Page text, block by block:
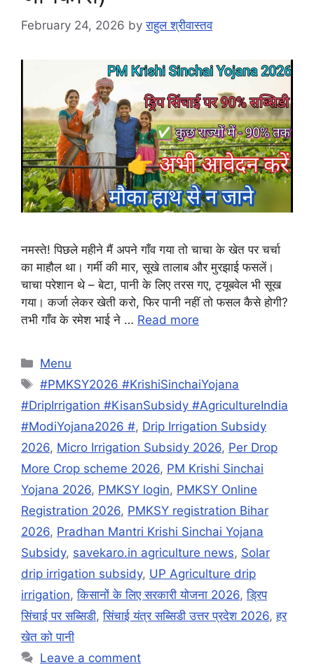
February 24, 2026 byराहुल श्रीवास्तव
नमस्ते! पिछले महीने मैं अपने गाँव गया तो चाचा के खेत पर चर्चा
का माहौल था। गर्मी की मार, सूखे तालाब और मुरझाई फसलें।
चाचा परेशान थे – बेटा, पानी के लिए तरस गए, ट्यूबवेल भी सूख
गया। कर्जा लेकर खेती करो, फिर पानी नहीं तो फसल कैसे होगी?
तभी गाँव के रमेश भाई ने … Read more
Categories
Menu
Tags
#PMKSY2026 #KrishiSinchaiYojana
#DripIrrigation #KisanSubsidy #AgricultureIndia
#ModiYojana2026 #, Drip Irrigation Subsidy
2026, Micro Irrigation Subsidy 2026, Per Drop
More Crop scheme 2026, PM Krishi Sinchai
Yojana 2026, PMKSY login, PMKSY Online
Registration 2026, PMKSY registration Bihar
2026, Pradhan Mantri Krishi Sinchai Yojana
Subsidy, savekaro.in agriculture news, Solar
drip irrigation subsidy, UP Agriculture drip
irrigation,किसानों के लिए सरकारी योजना 2026,ड्रिप
सिंचाई पर सब्सिडी,सिंचाई यंत्र सब्सिडी उत्तर प्रदेश 2026,हर
खेत को पानी
Leave a comment